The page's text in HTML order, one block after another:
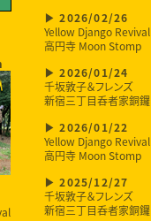
2026/02/26
Yellow Django Revival
高円寺 Moon Stomp
2026/01/24
千坂敦子＆フレンズ
新宿三丁目呑者家銅鑼
2026/01/22
Yellow Django Revival
高円寺 Moon Stomp
2025/12/27
千坂敦子＆フレンズ
新宿三丁目呑者家銅鑼